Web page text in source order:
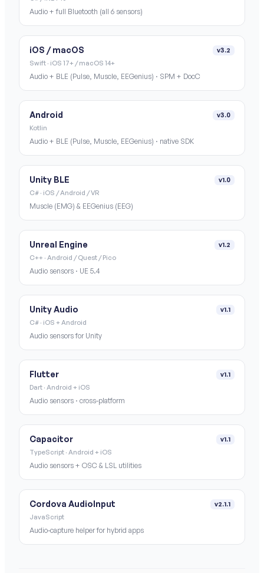
Audio + full Bluetooth (all 6 sensors)
iOS / macOS
v3.2
Swift · iOS 17+ / macOS 14+
Audio + BLE (Pulse, Muscle, EEGenius) · SPM + DocC
Android
v3.0
Kotlin
Audio + BLE (Pulse, Muscle, EEGenius) · native SDK
Unity BLE
v1.0
C# · iOS / Android / VR
Muscle (EMG) & EEGenius (EEG)
Unreal Engine
v1.2
C++ · Android / Quest / Pico
Audio sensors · UE 5.4
Unity Audio
v1.1
C# · iOS + Android
Audio sensors for Unity
Flutter
v1.1
Dart · Android + iOS
Audio sensors · cross-platform
Capacitor
v1.1
TypeScript · Android + iOS
Audio sensors + OSC & LSL utilities
Cordova AudioInput
v2.1.1
JavaScript
Audio-capture helper for hybrid apps